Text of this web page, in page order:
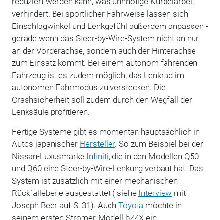
verhindert. Bei sportlicher Fahrweise lassen sich
Einschlagwinkel und Lenkgefühl außerdem anpassen -
gerade wenn das Steer-by-Wire-System nicht an nur
an der Vorderachse, sondern auch der Hinterachse
zum Einsatz kommt. Bei einem autonom fahrenden
Fahrzeug ist es zudem möglich, das Lenkrad im
autonomen Fahrmodus zu verstecken. Die
Crashsicherheit soll zudem durch den Wegfall der
Lenksäule profitieren.
Fertige Systeme gibt es momentan hauptsächlich in
Autos japanischer Hersteller. So zum Beispiel bei der
Nissan-Luxusmarke Infiniti, die in den Modellen Q50
und Q60 eine Steer-by-Wire-Lenkung verbaut hat. Das
System ist zusätzlich mit einer mechanischen
Rückfallebene ausgestattet ( siehe Interview mit
Joseph Beer auf S. 31). Auch Toyota möchte in
seinem ersten Stromer-Modell bZ4X ein